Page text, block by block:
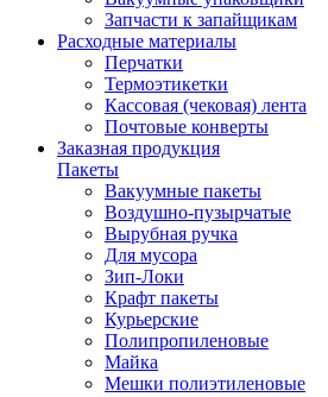
Запчасти к запайщикам
Расходные материалы
Перчатки
Термоэтикетки
Кассовая (чековая) лента
Почтовые конверты
Заказная продукция
Пакеты
Вакуумные пакеты
Воздушно-пузырчатые
Вырубная ручка
Для мусора
Зип-Локи
Крафт пакеты
Курьерские
Полипропиленовые
Майка
Мешки полиэтиленовые